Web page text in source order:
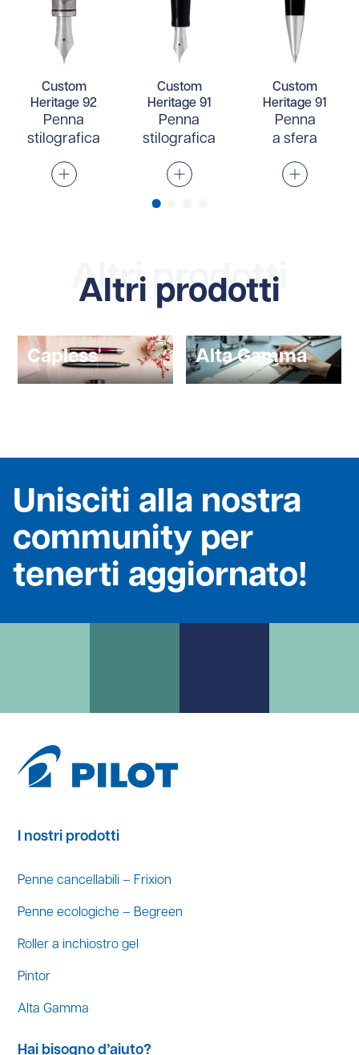
Custom
Heritage 92
Penna
stilografica
Custom
Heritage 91
Penna
stilografica
Custom
Heritage 91
Penna
a sfera
Altri prodotti
Altri prodotti
Capless Alta Gamma
Unisciti alla nostra
community per
tenerti aggiornato!
I nostri prodotti
Penne cancellabili – Frixion
Penne ecologiche – Begreen
Roller a inchiostro gel
Pintor
Alta Gamma
Hai bisogno d’aiuto?